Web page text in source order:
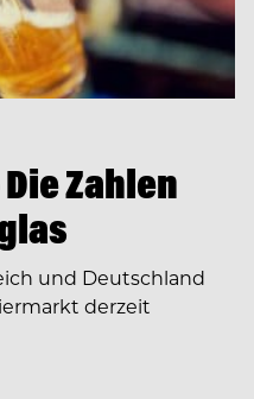
Zahlen
und Deutschland
derzeit